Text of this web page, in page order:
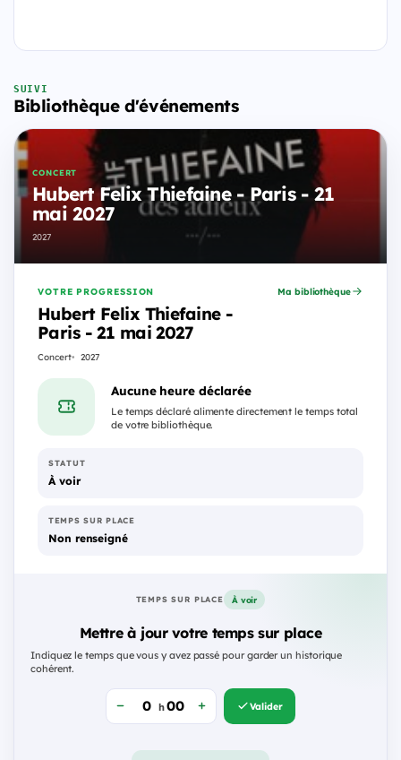
SUIVI
Bibliothèque d'événements
CONCERT
Hubert Felix Thiefaine - Paris - 21
mai 2027
2027
VOTRE PROGRESSION
Hubert Felix Thiefaine -
Paris - 21 mai 2027
Concert 2027
Ma bibliothèque
Aucune heure déclarée
Le temps déclaré alimente directement le temps total
de votre bibliothèque.
STATUT
À voir
TEMPS SUR PLACE
Non renseigné
TEMPS SUR PLACE À voir
Mettre à jour votre temps sur place
Indiquez le temps que vous y avez passé pour garder un historique
cohérent.
h Valider